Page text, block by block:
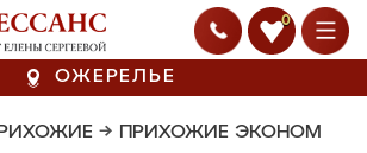
0
ОЖЕРЕЛЬЕ
→ ПРИХОЖИЕ ЭКОНОМ